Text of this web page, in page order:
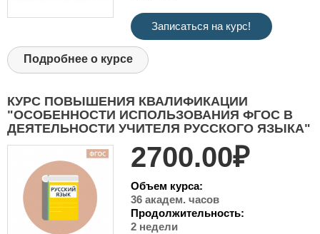
Записаться на курс!
Подробнее о курсе
КУРС ПОВЫШЕНИЯ КВАЛИФИКАЦИИ
"ОСОБЕННОСТИ ИСПОЛЬЗОВАНИЯ ФГОС В
ДЕЯТЕЛЬНОСТИ УЧИТЕЛЯ РУССКОГО ЯЗЫКА"
2700.00₽
Объем курса:
36 академ. часов
Продолжительность:
2 недели